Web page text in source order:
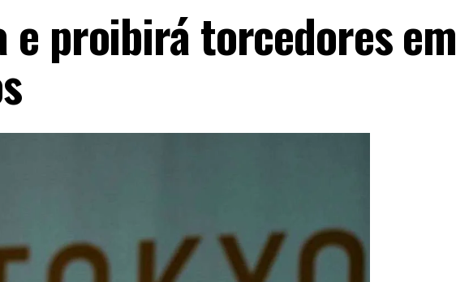
e proibirá torcedores em